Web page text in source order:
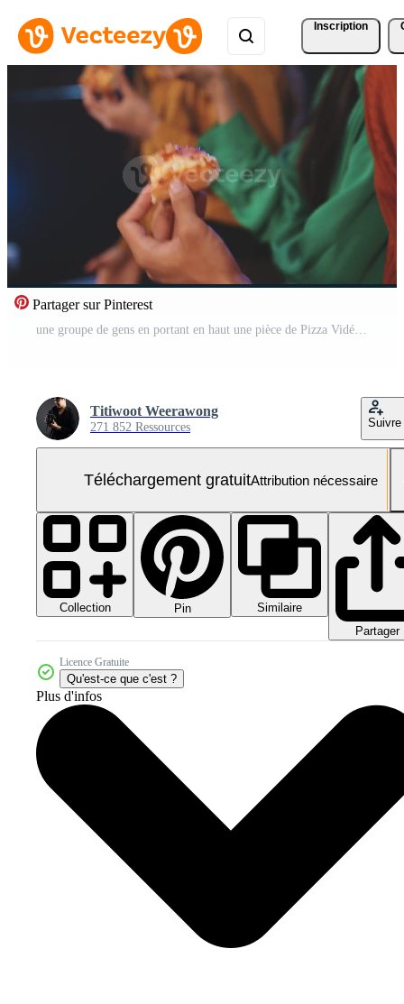
Inscription
Partager sur Pinterest
une groupe de gens en portant en haut une pièce de Pizza Vidéo Gratuite
Titiwoot Weerawong
271 852 Ressources Suivre
Téléchargement gratuitAttribution nécessaire
Collection Pin
Similaire
Partager
Licence Gratuite
Qu'est-ce que c'est ?
Plus d'infos